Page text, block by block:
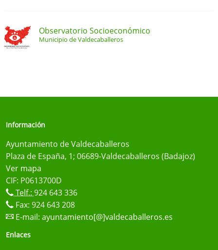
Observatorio Socioeconómico
Municipio de Valdecaballeros
Información
Ayuntamiento de Valdecaballeros
Plaza de España, 1; 06689-Valdecaballeros (Badajoz)
Ver mapa
CIF: P0613700D
Telf.: 924 643 336
Fax: 924 643 208
E-mail: ayuntamiento[@]valdecaballeros.es
Enlaces